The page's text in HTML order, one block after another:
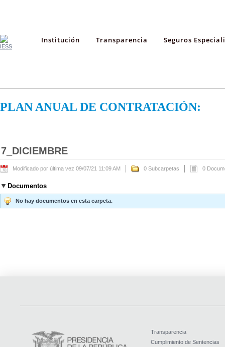
Institución Transparencia Seguros
PLAN ANUAL DE CONTRATACIÓN:
7_DICIEMBRE
Modificado por última vez 09/07/21 11:09 AM 0 Subcarpetas 0
Documentos
No hay documentos en esta carpeta.
Transparencia
Cumplimiento de Sentencias